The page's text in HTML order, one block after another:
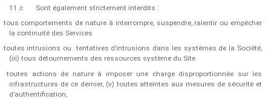
11.c
Sont également strictement interdits :
tous comportements de nature à interrompre, suspendre, ralentir ou empêcher
la continuité des Services
toutes intrusions ou
tentatives d’intrusions dans les systèmes de la Société,
(iii) tous détournements des ressources système du Site
toutes actions de nature à imposer une charge disproportionnée sur les
infrastructures de ce dernier, (v) toutes atteintes aux mesures de sécurité et
d’authentification,